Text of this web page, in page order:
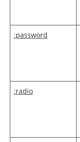
:password
:radio